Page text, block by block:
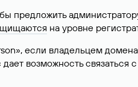
предложить
на уровне
если владельцем
возможность